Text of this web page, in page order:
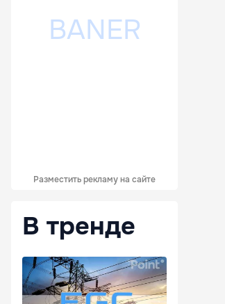
Разместить рекламу на сайте
В тренде